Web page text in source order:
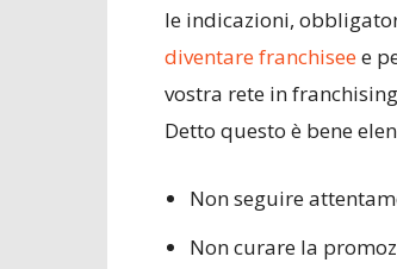
le indicazioni,
diventare franchiseee
vostra rete in
Detto questo è bene
Non seguire
Non curare la